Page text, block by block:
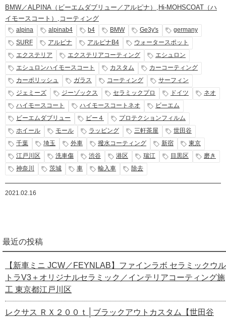
BMW／ALPINA（ビーエムダブリュー／アルピナ） , Hi-MOHSCOAT（ハ
イモースコート） , コーティング
alpina alpinab4 b4 BMW Ge3y's
germany
SURF
アルピナ アルピナB4
ウォータースポット
エクステリア
エクステリアコーティング
エシュロン
エシュロンハイモースコート
カスタム
カーコーティング
カーポリッシュ
ガラス コーティング
サーフィン
ジェミーズ
ジーゾックス セラミックプロ ドイツ
ネオ
ハイモースコート
ハイモースコートネオ
ビーエム
ビーエムダブリュー
ビー４
プロテクションフィルム
ホイール
モール ラッピング 三軒茶屋
世田谷
千葉
埼玉 外車 撥水コーティング 新宿
東京
江戸川区
洗車傷 渋谷 港区 瑞江 目黒区
磨き
神奈川
茨城 車 輸入車 除去
2021.02.16
最近の投稿
【新車ミニ JCW／FEYNLAB】ファインラボ セラミックウル
トラV3＋オリジナルセラミック／インテリアコーティング施
工 東京都江戸川区
レクサス ＲＸ２００ｔ│ブラックアウトカスタム【世田谷